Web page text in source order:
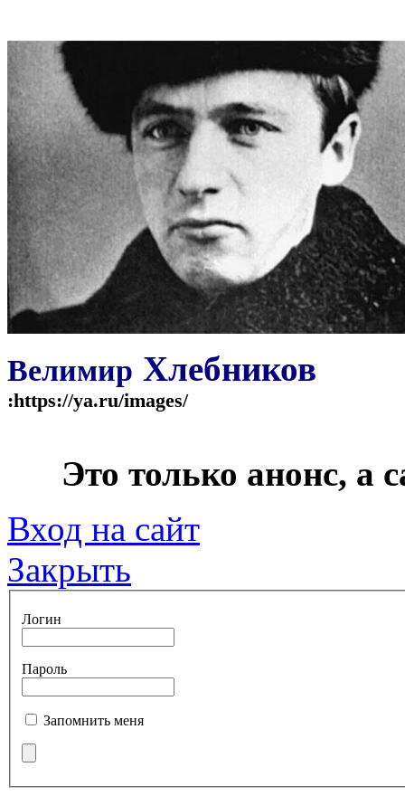
ВелимирХлебников
:https://ya.ru/images/
Это только анонс, а
Вход на сайт
Закрыть
Логин
Пароль
Запомнить меня